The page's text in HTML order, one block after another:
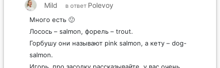
Mild в ответ Polevoy
Много есть 🙂
Лосось – salmon, форель – trout.
Горбушу они называют pink salmon, а кету – dog-
salmon.
Игорь, про засолку рассказывайте, у вас очень